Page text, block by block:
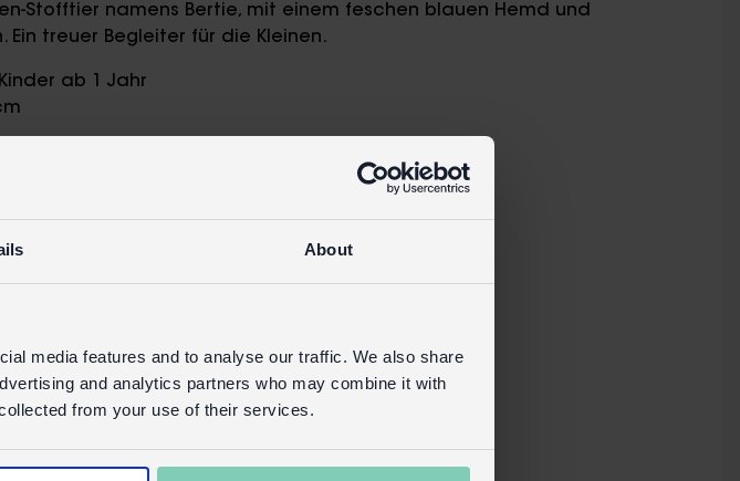
About
media features and to analyse our traffic. We also share
and analytics partners who may combine it with
from your use of their services.
Stofftier namens Bertie, mit einem feschen blauen Hemd und
Ein treuer Begleiter für die Kleinen.
ab 1 Jahr
waschen
Kaufen Sie auf unserer Einzelhandelsseite